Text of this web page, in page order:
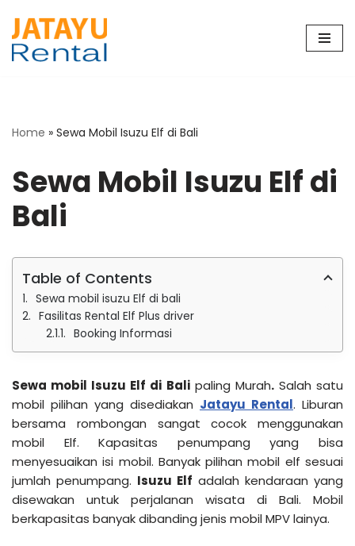
Skip
to
Home » Sewa Mobil Isuzu Elf di Bali
Sewa Mobil Isuzu Elf di
Bali
Table of Contents
Sewa mobil isuzu Elf di bali
Fasilitas Rental Elf Plus driver
Booking Informasi
Sewa mobil Isuzu Elf di Balipaling Murah.Salah satu
mobil pilihan yang disediakan Jatayu Rental. Liburan
bersama rombongan sangat cocok menggunakan
mobil Elf. Kapasitas penumpang yang bisa
menyesuaikan isi mobil. Banyak pilihan mobil elf sesuai
jumlah penumpang. Isuzu Elf adalah kendaraan yang
disewakan untuk perjalanan wisata di Bali. Mobil
berkapasitas banyak dibanding jenis mobil MPV lainya.